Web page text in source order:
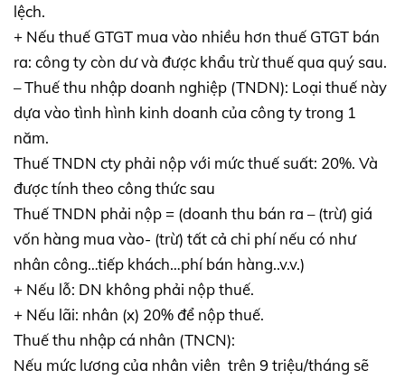
lệch.
+ Nếu thuế GTGT mua vào nhiều hơn thuế GTGT bán
ra: công ty còn dư và được khẩu trừ thuế qua quý sau.
– Thuế thu nhập doanh nghiệp (TNDN): Loại thuế này
dựa vào tình hình kinh doanh của công ty trong 1
năm.
Thuế TNDN cty phải nộp với mức thuế suất: 20%. Và
được tính theo công thức sau
Thuế TNDN phải nộp = (doanh thu bán ra – (trừ) giá
vốn hàng mua vào- (trừ) tất cả chi phí nếu có như
nhân công…tiếp khách…phí bán hàng..v.v.)
+ Nếu lỗ: DN không phải nộp thuế.
+ Nếu lãi: nhân (x) 20% để nộp thuế.
Thuế thu nhập cá nhân (TNCN):
Nếu mức lương của nhân viên trên 9 triệu/tháng sẽ